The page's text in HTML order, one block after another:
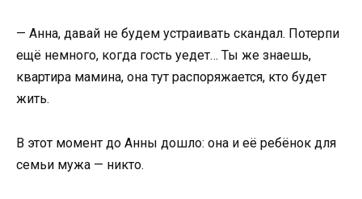
— Анна, давай не будем устраивать скандал. Потерпи
ещё немного, когда гость уедет… Ты же знаешь,
квартира мамина, она тут распоряжается, кто будет
жить.
В этот момент до Анны дошло: она и её ребёнок для
семьи мужа — никто.